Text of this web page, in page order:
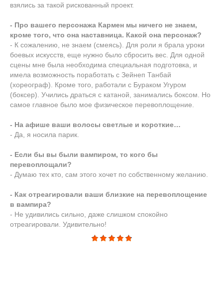
взялись за такой рискованный проект.
- Про вашего персонажа Кармен мы ничего не знаем,
кроме того, что она наставница. Какой она персонаж?
- К сожалению, не знаем (смеясь). Для роли я брала уроки
боевых искусств, еще нужно было сбросить вес. Для одной
сцены мне была необходима специальная подготовка, и
имела возможность поработать с Зейнеп Танбай
(хореограф). Кроме того, работали с Бураком Угуром
(боксер). Учились драться с катаной, занимались боксом. Но
самое главное было мое физическое перевоплощение.
- На афише ваши волосы светлые и короткие…
- Да, я носила парик.
- Если бы вы были вампиром, то кого бы
перевоплощали?
- Думаю тех кто, сам этого хочет по собственному желанию.
- Как отреагировали ваши близкие на перевоплощение
в вампира?
- Не удивились сильно, даже слишком спокойно
отреагировали. Удивительно!